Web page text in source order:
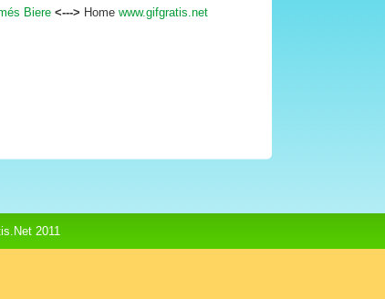
Biere <---> Home www.gifgratis.net
2011